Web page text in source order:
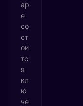
ар
е
со
ст
ои
тс
я
кл
ю
че